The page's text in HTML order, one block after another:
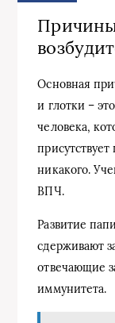
Основная
и глотки –
человека,
никакого.
ВПЧ.
Развитие
сдерживают
отвечающие
иммунитета.